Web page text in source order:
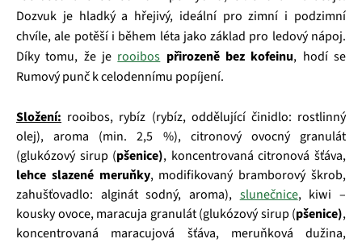
Dozvuk je hladký a hřejivý, ideální pro zimní i podzimní
chvíle, ale potěší i během léta jako základ pro ledový nápoj.
Díky tomu, že je rooibos přirozeně bez kofeinu, hodí se
Rumový punč k celodennímu popíjení.
Složení: rooibos, rybíz (rybíz, oddělující činidlo: rostlinný
olej), aroma (min. 2,5 %), citronový ovocný granulát
(glukózový sirup (pšenice), koncentrovaná citronová šťáva,
lehce slazené meruňky, modifikovaný bramborový škrob,
zahušťovadlo: alginát sodný, aroma), slunečnice, kiwi –
kousky ovoce, maracuja granulát (glukózový sirup (pšenice),
koncentrovaná maracujová šťáva, meruňková dužina,